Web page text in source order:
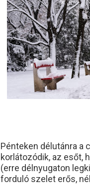
Pénteken délutánra a
korlátozódik, az esőt,
(erre délnyugaton
forduló szelet erős,